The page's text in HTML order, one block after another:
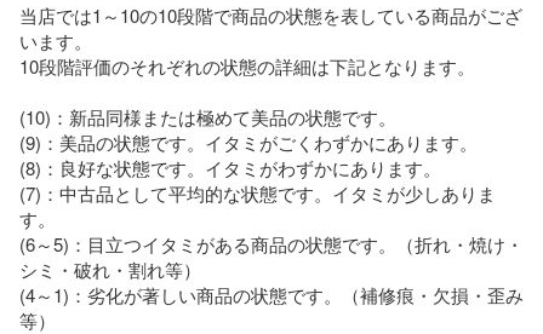
当店では1～10の10段階で商品の状態を表している商品がござ
います。
10段階評価のそれぞれの状態の詳細は下記となります。
(10)：新品同様または極めて美品の状態です。
(9)：美品の状態です。イタミがごくわずかにあります。
(8)：良好な状態です。イタミがわずかにあります。
(7)：中古品として平均的な状態です。イタミが少しありま
す。
(6～5)：目立つイタミがある商品の状態です。（折れ・焼け・
シミ・破れ・割れ等）
(4～1)：劣化が著しい商品の状態です。（補修痕・欠損・歪み
等）